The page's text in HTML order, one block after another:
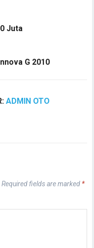
Juta
G 2010
ADMIN OTO
Required fields are marked *